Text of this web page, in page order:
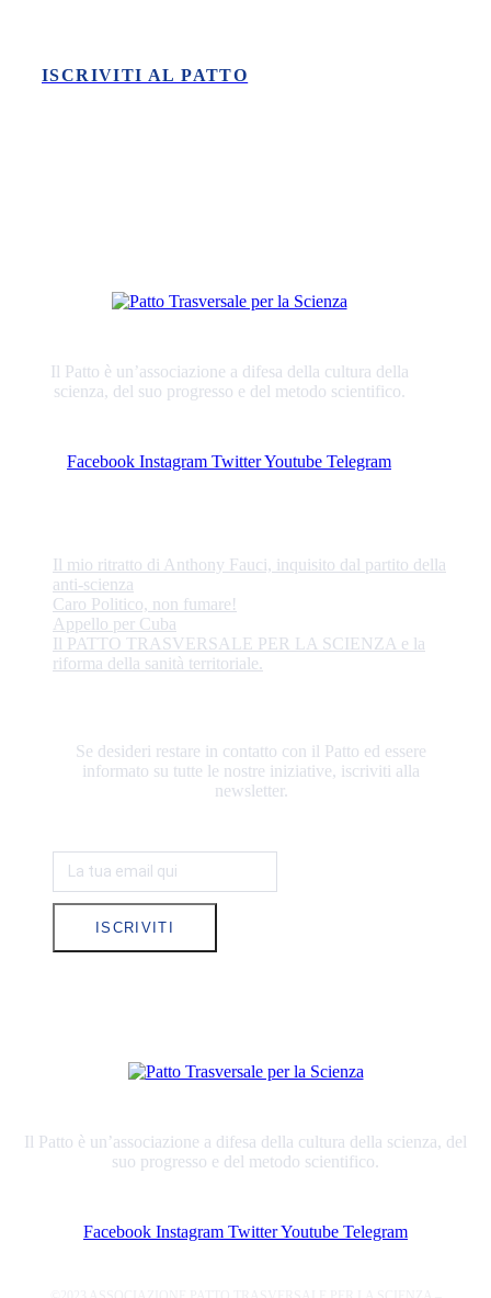
ISCRIVITI AL PATTO
Il Patto è un’associazione a difesa della cultura della
scienza, del suo progresso e del metodo scientifico.
Facebook Instagram TwitterYoutube Telegram
Il mio ritratto di Anthony Fauci, inquisito dal partito della
anti-scienza
Caro Politico, non fumare!
Appello per Cuba
Il PATTO TRASVERSALE PER LA SCIENZA e la
riforma della sanità territoriale.
Se desideri restare in contatto con il Patto ed essere
informato su tutte le nostre iniziative, iscriviti alla
newsletter.
ISCRIVITI
Il Patto è un’associazione a difesa della cultura della scienza, del
suo progresso e del metodo scientifico.
Facebook Instagram TwitterYoutube Telegram